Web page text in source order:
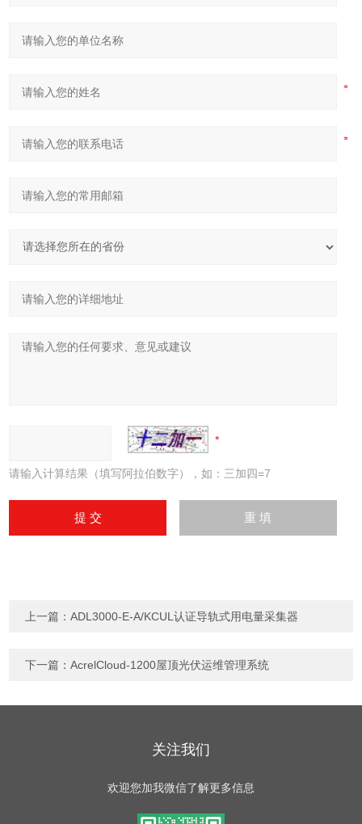
请输入计算结果（填写阿拉伯数字），如：三加四=7
上一篇：ADL3000-E-A/KCUL认证导轨式用电量采集器
下一篇：AcrelCloud-1200屋顶光伏运维管理系统
关注我们
欢迎您加我微信了解更多信息